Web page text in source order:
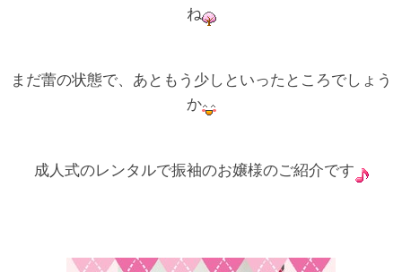
ね
まだ蕾の状態で、あともう少しといったところでしょう
か
成人式のレンタルで振袖のお嬢様のご紹介です